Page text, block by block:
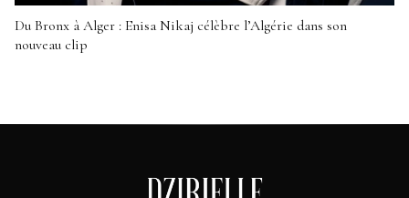
Du Bronx à Alger : Enisa Nikaj célèbre l’Algérie dans son
nouveau clip